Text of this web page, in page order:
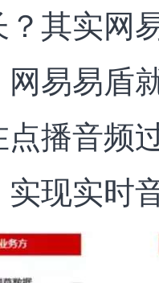
？其实网
网易易盾
点播音频
实现实时